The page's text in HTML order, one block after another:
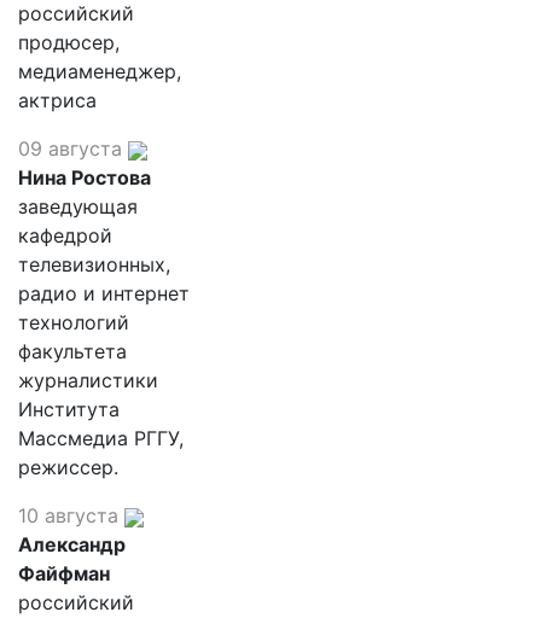
российский
продюсер,
медиаменеджер,
актриса
09 августа
Нина Ростова
заведующая
кафедрой
телевизионных,
радио и интернет
технологий
факультета
журналистики
Института
Массмедиа РГГУ,
режиссер.
10 августа
Александр
Файфман
российский